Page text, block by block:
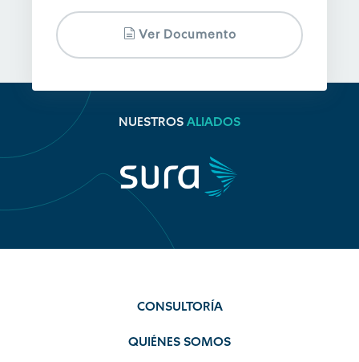
Ver Documento
NUESTROS ALIADOS
CONSULTORÍA
QUIÉNES SOMOS